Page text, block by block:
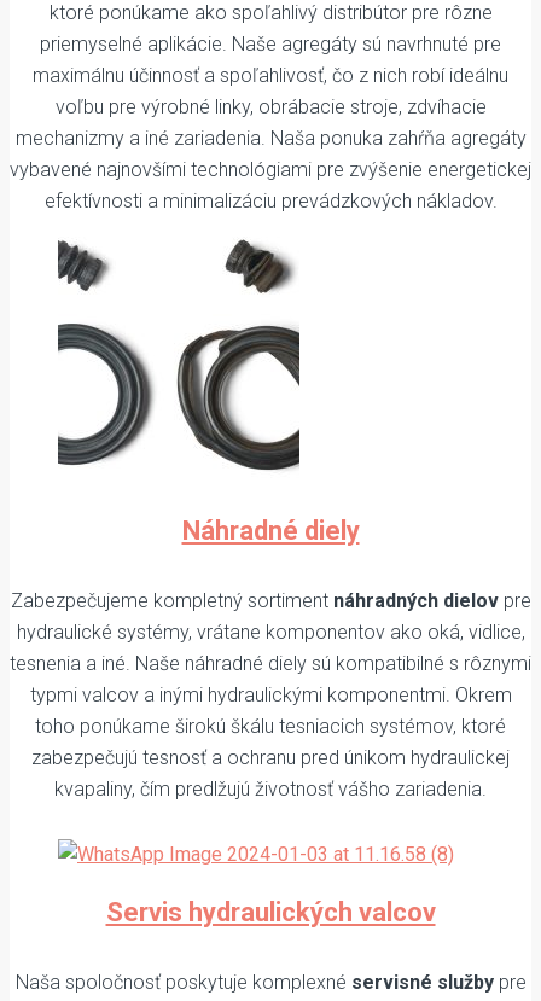
ktoré ponúkame ako spoľahlivý distribútor pre rôzne
priemyselné aplikácie. Naše agregáty sú navrhnuté pre
maximálnu účinnosť a spoľahlivosť, čo z nich robí ideálnu
voľbu pre výrobné linky, obrábacie stroje, zdvíhacie
mechanizmy a iné zariadenia. Naša ponuka zahŕňa agregáty
vybavené najnovšími technológiami pre zvýšenie energetickej
efektívnosti a minimalizáciu prevádzkových nákladov.
Náhradné diely
Zabezpečujeme kompletný sortiment náhradných dielovpre
hydraulické systémy, vrátane komponentov ako oká, vidlice,
tesnenia a iné. Naše náhradné diely sú kompatibilné s rôznymi
typmi valcov a inými hydraulickými komponentmi. Okrem
toho ponúkame širokú škálu tesniacich systémov, ktoré
zabezpečujú tesnosť a ochranu pred únikom hydraulickej
kvapaliny, čím predlžujú životnosť vášho zariadenia.
Servis hydraulických valcov
Naša spoločnosť poskytuje komplexné servisné službypre